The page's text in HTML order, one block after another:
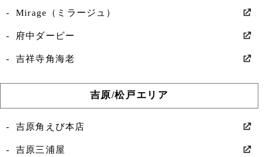
Mirage（ミラージュ）
府中ダービー
吉祥寺角海老
吉原/松戸エリア
吉原角えび本店
吉原三浦屋